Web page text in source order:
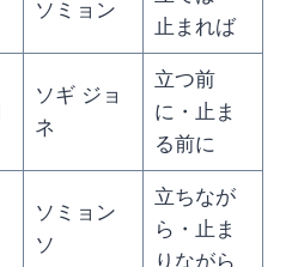
ソミョン
止まれば
ソギ ジョ
ネ
立つ前
に・止ま
る前に
ソミョン
ソ
立ちなが
ら・止ま
りながら